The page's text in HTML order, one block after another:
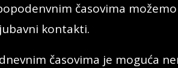
časovima
kontakti.
časovima je moguća